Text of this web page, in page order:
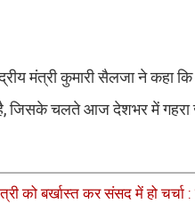
मंत्री कुमारी सैलजा ने कहा
है, जिसके चलते आज देशभर में
को बर्खास्त कर संसद में हो चर्चा